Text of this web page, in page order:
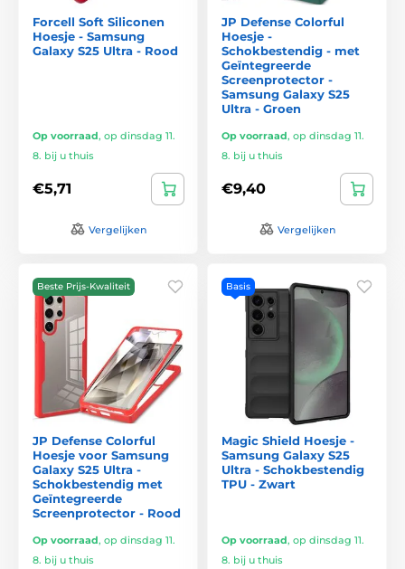
Forcell Soft Siliconen
Hoesje - Samsung
Galaxy S25 Ultra - Rood
Op voorraad, op dinsdag 11.
8. bij u thuis
€5,71
Vergelijken
JP Defense Colorful
Hoesje -
Schokbestendig - met
Geïntegreerde
Screenprotector -
Samsung Galaxy S25
Ultra - Groen
Op voorraad, op dinsdag 11.
8. bij u thuis
€9,40
Vergelijken
Beste Prijs-Kwaliteit
JP Defense Colorful
Hoesje voor Samsung
Galaxy S25 Ultra -
Schokbestendig met
Geïntegreerde
Screenprotector - Rood
Op voorraad, op dinsdag 11.
8. bij u thuis
Basis
Magic Shield Hoesje -
Samsung Galaxy S25
Ultra - Schokbestendig
TPU - Zwart
Op voorraad, op dinsdag 11.
8. bij u thuis